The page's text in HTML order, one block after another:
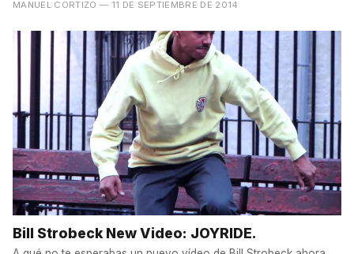
MANUEL CORTIZO — 11 DE SEPTIEMBRE DE 2014
Bill Strobeck New Video: JOYRIDE.